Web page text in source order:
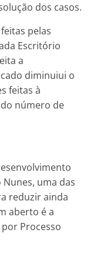
dos casos.
pelas
Escritório
a
diminuiui o
feitas à
número de
uma das
reduzir ainda
aberto é a
Processo